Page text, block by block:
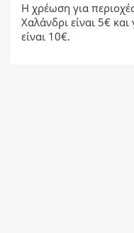
Η χρέωση για
Χαλάνδρι είναι 5€ και
είναι 10€.